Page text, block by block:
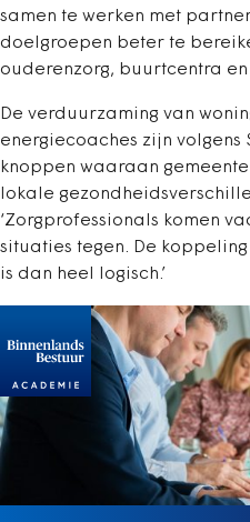
samen te werken met
doelgroepen beter te
ouderenzorg, buurtcentra
De verduurzaming van
energiecoaches zijn volgens
knoppen waaraan
lokale
‘Zorgprofessionals komen
situaties tegen. De
is dan heel logisch.’